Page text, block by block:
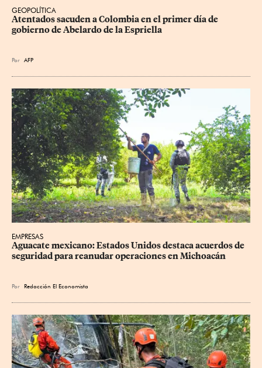
GEOPOLÍTICA
Atentados sacuden a Colombia en el primer día de
gobierno de Abelardo de la Espriella
Por AFP
EMPRESAS
Aguacate mexicano: Estados Unidos destaca acuerdos de
seguridad para reanudar operaciones en Michoacán
Por Redacción El Economista